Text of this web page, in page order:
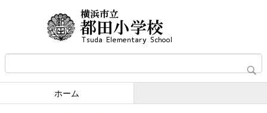
ホーム